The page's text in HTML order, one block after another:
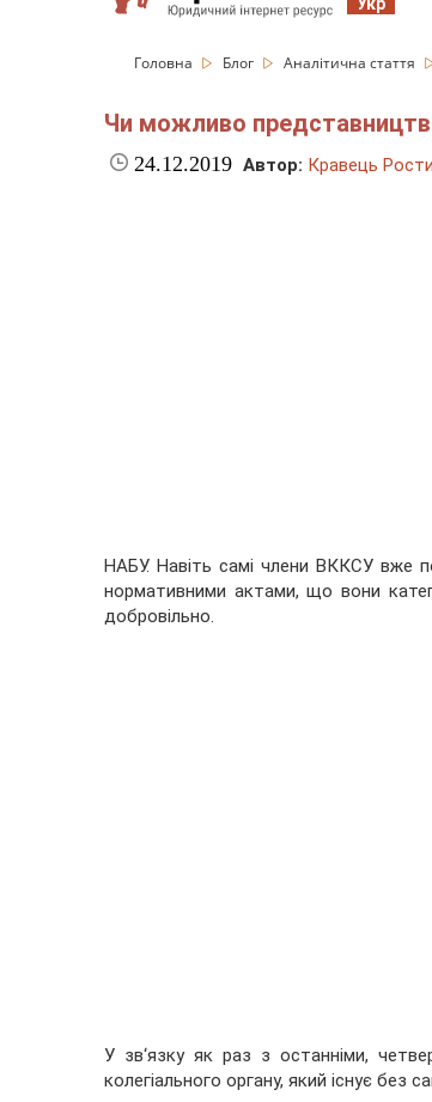
Головна Блог Аналітична стаття
Чи можливо
24.12.2019 Автор: Кравець
НАБУ. Навіть самі члени ВККСУ вже
нормативними актами, що вони
добровільно.
У зв‘язку як раз з останніми,
колегіального органу, який існує без